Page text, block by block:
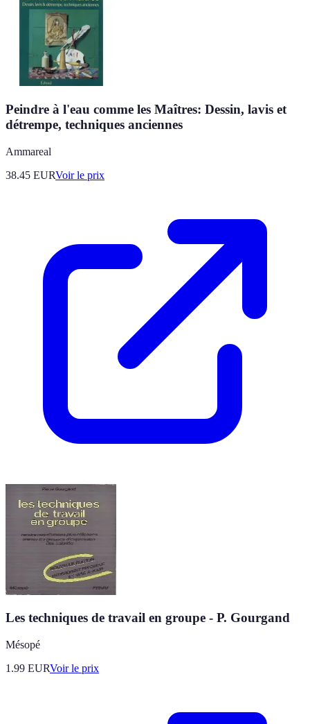
Peindre à l'eau comme les Maîtres: Dessin, lavis et
détrempe, techniques anciennes
Ammareal
38.45 EURVoir le prix
Les techniques de travail en groupe - P. Gourgand
Mésopé
1.99 EURVoir le prix